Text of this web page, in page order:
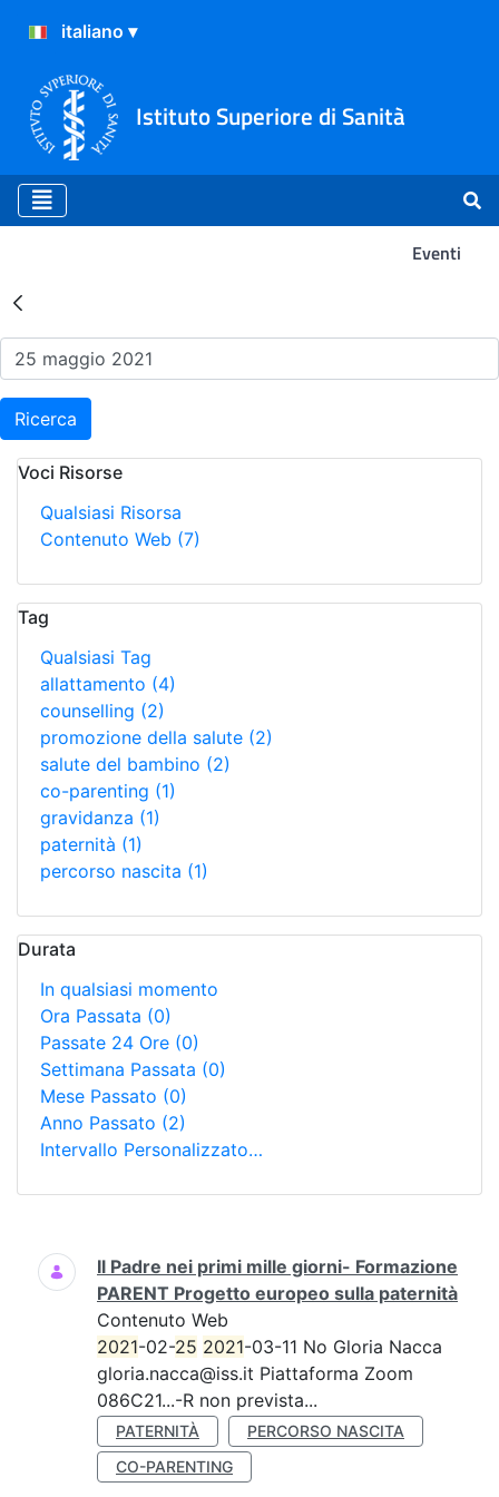
Istituto Superiore di Sanità
Eventi
Risultati della Ricerca -
Ricerca
Voci Risorse
Qualsiasi Risorsa
Contenuto Web (7)
Tag
Qualsiasi Tag
allattamento (4)
counselling (2)
promozione della salute (2)
salute del bambino (2)
co-parenting (1)
gravidanza (1)
paternità (1)
percorso nascita (1)
Durata
In qualsiasi momento
Ora Passata (0)
Passate 24 Ore (0)
Settimana Passata (0)
Mese Passato (0)
Anno Passato (2)
Intervallo Personalizzato…
Ricerca
Il Padre nei primi mille giorni- Formazione
PARENT Progetto europeo sulla paternità
Contenuto Web
2021-02-25 2021-03-11 No Gloria Nacca
gloria.nacca@iss.it Piattaforma Zoom
086C21...-R non prevista...
PATERNITÀ
PERCORSO NASCITA
CO-PARENTING